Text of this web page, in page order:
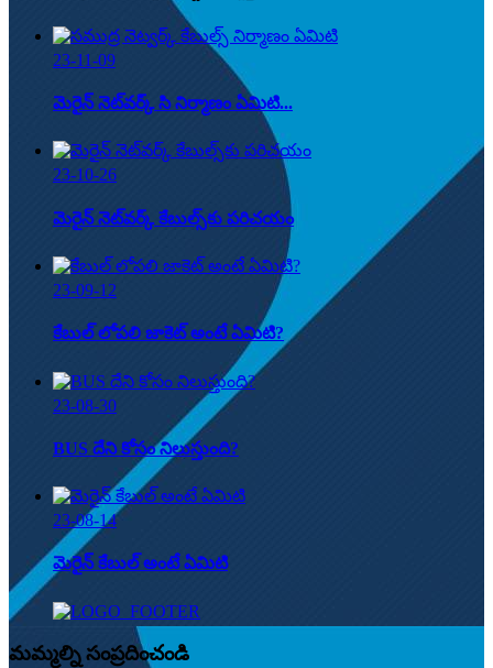
23-11-09
మెరైన్ నెట్‌వర్క్ సి నిర్మాణం ఏమిటి...
23-10-26
మెరైన్ నెట్‌వర్క్ కేబుల్స్‌కు పరిచయం
23-09-12
కేబుల్ లోపలి జాకెట్ అంటే ఏమిటి?
23-08-30
BUS దేని కోసం నిలుస్తుంది?
23-08-14
మెరైన్ కేబుల్ అంటే ఏమిటి
మమ్మల్ని సంప్రదించండి